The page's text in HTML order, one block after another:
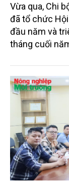
Vừa qua, Chi
đã tổ chức
đầu năm và
tháng cuối